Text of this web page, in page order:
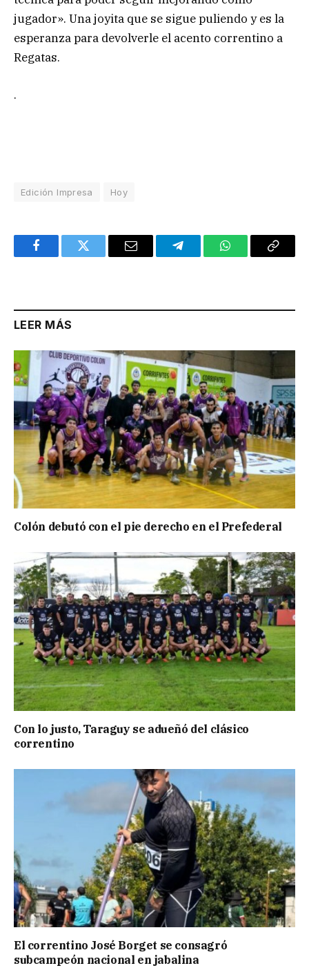
jugador». Una joyita que se sigue puliendo y es la
esperanza para devolverle el acento correntino a
Regatas.
.
Edición Impresa Hoy
FacebookTwitter Email TelegramWhatsAppCopy
LEER MÁS
Colón debutó con el pie derecho en el Prefederal
Con lo justo, Taraguy se adueñó del clásico
correntino
El correntino José Borget se consagró
subcampeón nacional en jabalina